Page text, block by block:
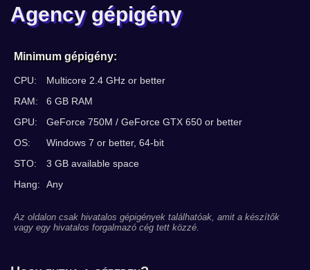
Agency gépigény
Minimum gépigény:
CPU:
Multicore 2.4 GHz or better
RAM:
6 GB RAM
GPU:
GeForce 750M / GeForce GTX 650 or better
OS:
Windows 7 or better, 64-bit
STO:
3 GB available space
Hang:
Any
Az oldalon csak hivatalos gépigények találhatóak, amit a készítők
vagy egy hivatalos forgalmazó cég tett közzé.